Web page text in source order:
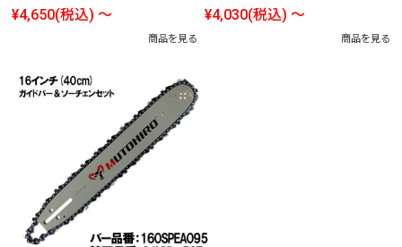
¥4,650(税込) ～
商品を見る
¥4,030(税込) ～
商品を見る